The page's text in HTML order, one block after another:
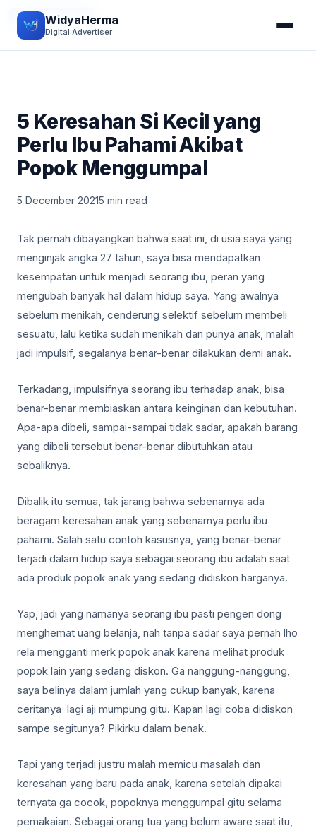
WidyaHerma
Digital Advertiser
UNCATEGORIZED
5 Keresahan Si Kecil yang
Perlu Ibu Pahami Akibat
Popok Menggumpal
5 December 20215 min read
Tak pernah dibayangkan bahwa saat ini, di usia saya yang
menginjak angka 27 tahun, saya bisa mendapatkan
kesempatan untuk menjadi seorang ibu, peran yang
mengubah banyak hal dalam hidup saya. Yang awalnya
sebelum menikah, cenderung selektif sebelum membeli
sesuatu, lalu ketika sudah menikah dan punya anak, malah
jadi impulsif, segalanya benar-benar dilakukan demi anak.
Terkadang, impulsifnya seorang ibu terhadap anak, bisa
benar-benar membiaskan antara keinginan dan kebutuhan.
Apa-apa dibeli, sampai-sampai tidak sadar, apakah barang
yang dibeli tersebut benar-benar dibutuhkan atau
sebaliknya.
Dibalik itu semua, tak jarang bahwa sebenarnya ada
beragam keresahan anak yang sebenarnya perlu ibu
pahami. Salah satu contoh kasusnya, yang benar-benar
terjadi dalam hidup saya sebagai seorang ibu adalah saat
ada produk popok anak yang sedang didiskon harganya.
Yap, jadi yang namanya seorang ibu pasti pengen dong
menghemat uang belanja, nah tanpa sadar saya pernah lho
rela mengganti merk popok anak karena melihat produk
popok lain yang sedang diskon. Ga nanggung-nanggung,
saya belinya dalam jumlah yang cukup banyak, karena
ceritanya lagi aji mumpung gitu. Kapan lagi coba didiskon
sampe segitunya? Pikirku dalam benak.
Tapi yang terjadi justru malah memicu masalah dan
keresahan yang baru pada anak, karena setelah dipakai
ternyata ga cocok, popoknya menggumpal gitu selama
pemakaian. Sebagai orang tua yang belum aware saat itu,